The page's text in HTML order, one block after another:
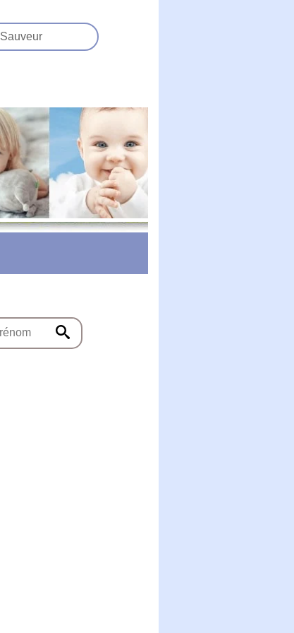
Sauveur